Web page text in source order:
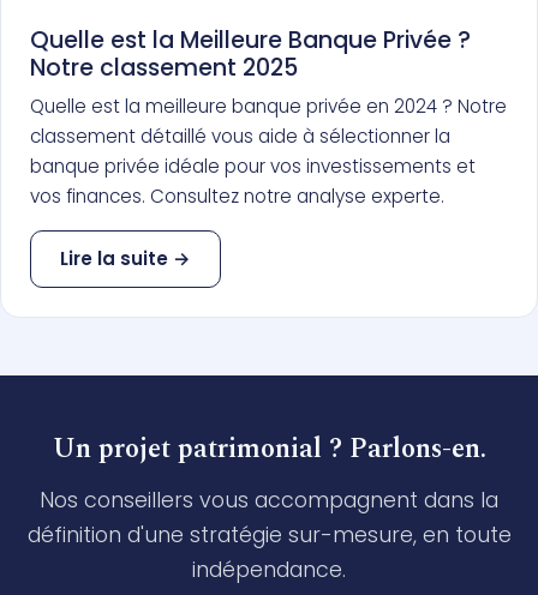
Quelle est la Meilleure Banque Privée ?
Notre classement 2025
Quelle est la meilleure banque privée en 2024 ? Notre
classement détaillé vous aide à sélectionner la
banque privée idéale pour vos investissements et
vos finances. Consultez notre analyse experte.
Lire la suite →
Un projet patrimonial ? Parlons-en.
Nos conseillers vous accompagnent dans la
définition d'une stratégie sur-mesure, en toute
indépendance.